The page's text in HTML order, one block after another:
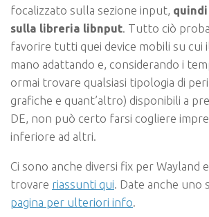
focalizzato sulla sezione input,
sulla libreria libnput. Tutto ciò
favorire tutti quei device mobili su cui
mano adattando e, considerando i
ormai trovare qualsiasi tipologia di
grafiche e quant’altro) disponibili a
DE, non può certo farsi cogliere
inferiore ad altri.
Ci sono anche diversi fix per Wayland
trovare riassunti qui. Date anche uno
pagina per ulteriori info.